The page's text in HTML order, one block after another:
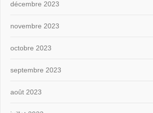
décembre 2023
novembre 2023
octobre 2023
septembre 2023
août 2023